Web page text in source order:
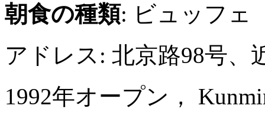
朝食の種類: ビュッフェ
アドレス: 北京路98号、
1992年オープン，